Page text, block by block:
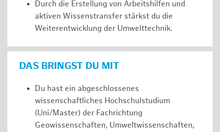
Durch die Erstellung von Arbeitshilfen und
aktiven Wissenstransfer stärkst du die
Weiterentwicklung der Umwelttechnik.
DAS BRINGST DU MIT
Du hast ein abgeschlossenes
wissenschaftliches Hochschulstudium
(Uni/Master) der Fachrichtung
Geowissenschaften, Umweltwissenschaften,